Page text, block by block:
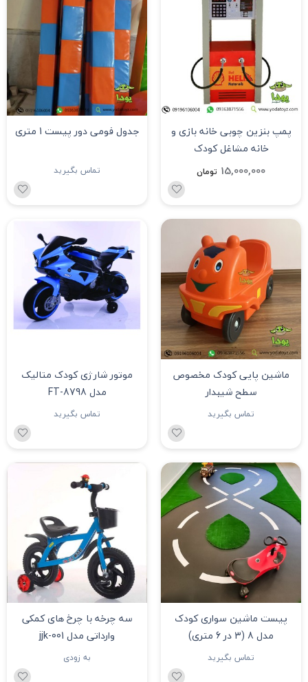
پمپ بنزین چوبی خانه بازی و
خانه مشاغل کودک
15,000,000 تومان
جدول فومی دور پیست 1 متری
تماس بگیرید
ماشین پایی کودک مخصوص
سطح شیبدار
تماس بگیرید
موتور شارژی کودک متالیک
مدل FT-8798
تماس بگیرید
پیست ماشین سواری کودک
مدل 8 (3 در 6 متری)
تماس بگیرید
سه چرخه با چرخ های کمکی
وارداتی مدل jjk-001
به زودی